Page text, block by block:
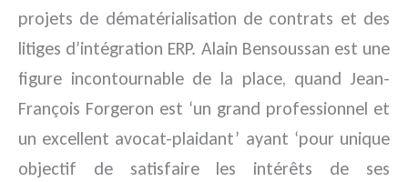
projets de dématérialisation de contrats et des
litiges d’intégration ERP. Alain Bensoussan est une
figure incontournable de la place, quand Jean-
François Forgeron est ‘un grand professionnel et
un excellent avocat-plaidant’ ayant ‘pour unique
objectif de satisfaire les intérêts de ses